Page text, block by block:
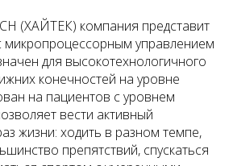
(ХАЙТЕК) компания представит
микропроцессорным управлением
для высокотехнологичного
конечностей на уровне
на пациентов с уровнем
вести активный
жизни: ходить в разном темпе,
препятствий, спускаться